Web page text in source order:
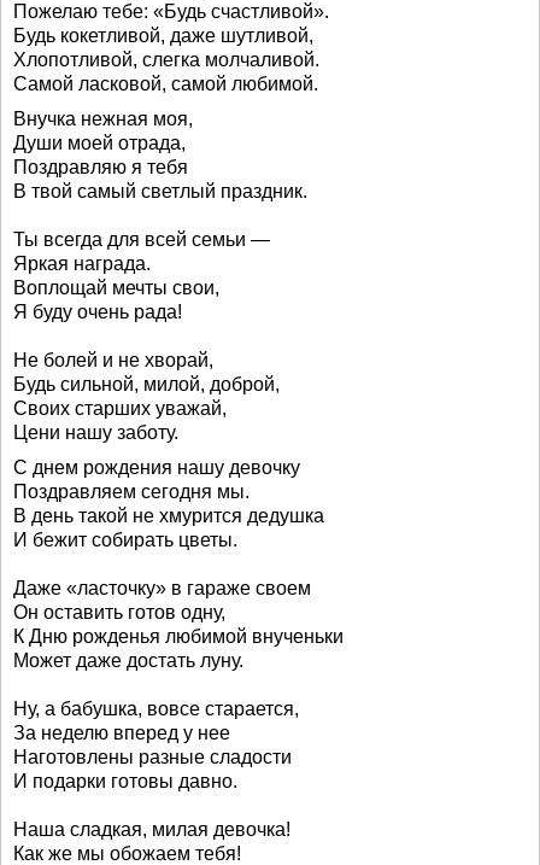
Пожелаю тебе: «Будь счастливой».
Будь кокетливой, даже шутливой,
Хлопотливой, слегка молчаливой.
Самой ласковой, самой любимой.
Внучка нежная моя,
Души моей отрада,
Поздравляю я тебя
В твой самый светлый праздник.
Ты всегда для всей семьи —
Яркая награда.
Воплощай мечты свои,
Я буду очень рада!
Не болей и не хворай,
Будь сильной, милой, доброй,
Своих старших уважай,
Цени нашу заботу.
С днем рождения нашу девочку
Поздравляем сегодня мы.
В день такой не хмурится дедушка
И бежит собирать цветы.
Даже «ласточку» в гараже своем
Он оставить готов одну,
К Дню рожденья любимой внученьки
Может даже достать луну.
Ну, а бабушка, вовсе старается,
За неделю вперед у нее
Наготовлены разные сладости
И подарки готовы давно.
Наша сладкая, милая девочка!
Как же мы обожаем тебя!